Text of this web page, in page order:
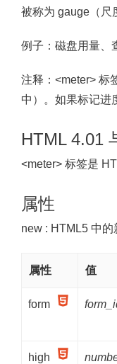
被称为 gauge（尺
例子：磁盘用量、
注释： <meter> 标
中）。如果标记进
HTML 4.01
<meter> 标签是
属性
new : HTML5 中的
属性 值
form
high